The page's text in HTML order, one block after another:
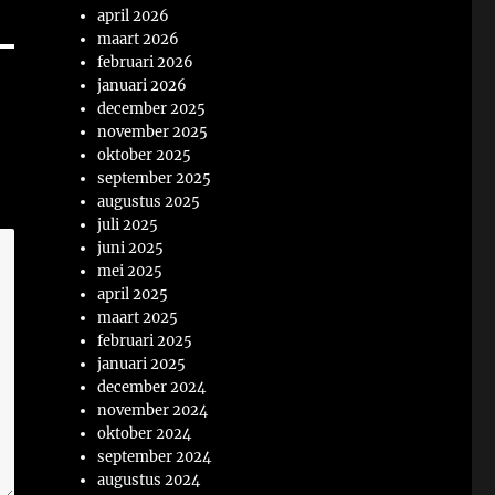
april 2026
maart 2026
februari 2026
januari 2026
december 2025
november 2025
oktober 2025
september 2025
augustus 2025
juli 2025
juni 2025
mei 2025
april 2025
maart 2025
februari 2025
januari 2025
december 2024
november 2024
oktober 2024
september 2024
augustus 2024